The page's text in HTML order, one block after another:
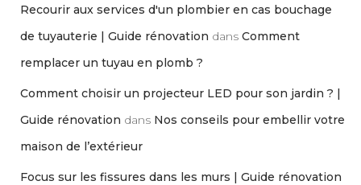
Recourir aux services d'un plombier en cas bouchage
de tuyauterie | Guide rénovation dans Comment
remplacer un tuyau en plomb ?
Comment choisir un projecteur LED pour son jardin ? |
Guide rénovation dans Nos conseils pour embellir votre
maison de l’extérieur
Focus sur les fissures dans les murs | Guide rénovation